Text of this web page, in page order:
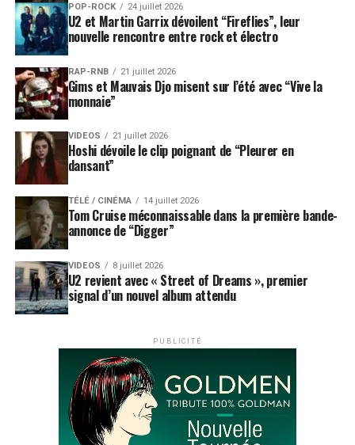
POP-ROCK 24 juillet 2026
U2 et Martin Garrix dévoilent “Fireflies”, leur
nouvelle rencontre entre rock et électro
RAP-RNB 21 juillet 2026
Gims et Mauvais Djo misent sur l’été avec “Vive la
monnaie”
VIDEOS 21 juillet 2026
Hoshi dévoile le clip poignant de “Pleurer en
dansant”
TÉLÉ / CINÉMA 14 juillet 2026
Tom Cruise méconnaissable dans la première bande-
annonce de “Digger”
VIDEOS 8 juillet 2026
U2 revient avec « Street of Dreams », premier
signal d’un nouvel album attendu
PUBLICITÉ